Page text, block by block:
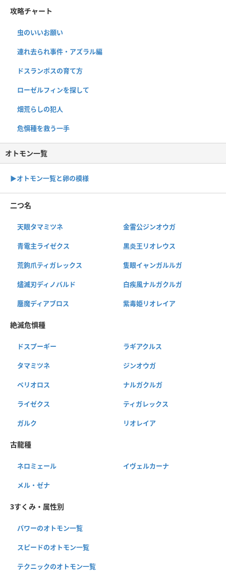
攻略チャート
虫のいいお願い
連れ去られ事件・アズラル編
ドスランポスの育て方
ローゼルフィンを探して
畑荒らしの犯人
危惧種を救う一手
オトモン一覧
▶︎オトモン一覧と卵の模様
二つ名
天眼タマミツネ 金雷公ジンオウガ
青電主ライゼクス 黒炎王リオレウス
荒鉤爪ティガレックス 隻眼イャンガルルガ
燼滅刃ディノバルド 白疾風ナルガクルガ
鏖魔ディアブロス 紫毒姫リオレイア
絶滅危惧種
ドスプーギー ラギアクルス
タマミツネ ジンオウガ
ベリオロス ナルガクルガ
ライゼクス ティガレックス
ガルク リオレイア
古龍種
ネロミェール イヴェルカーナ
メル・ゼナ
3すくみ・属性別
パワーのオトモン一覧
スピードのオトモン一覧
テクニックのオトモン一覧